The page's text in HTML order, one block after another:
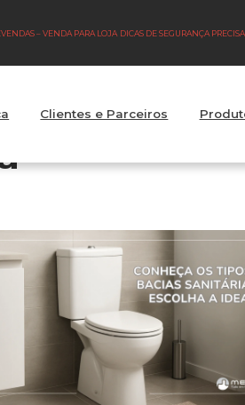
– VENDA PARA LOJA DICAS DE SEGURANÇA
Clientes e Parceiros